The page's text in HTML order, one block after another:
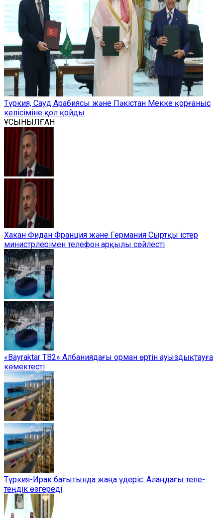
Түркия, Сауд Арабиясы және Пәкістан Мекке қорғаныс
келісіміне қол қойды
ҰСЫНЫЛҒАН
Хакан Фидан Франция және Германия Сыртқы істер
министрлерімен телефон арқылы сөйлесті
«Bayraktar TB2» Албаниядағы орман өртін ауыздықтауға
көмектесті
Түркия-Ирак бағытында жаңа үдеріс: Алаңдағы тепе-
теңдік өзгереді